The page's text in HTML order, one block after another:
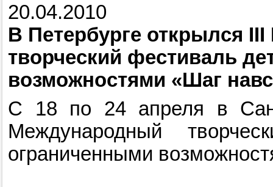
20.04.2010
В Петербурге открылся
творческий фестиваль
возможностями «Шаг
С 18 по 24 апреля в
Международный
ограниченными